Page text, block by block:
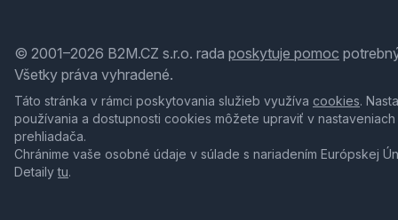
© 2001–2026 B2M.CZ s.r.o. rada poskytuje pomoc
Všetky práva vyhradené.
Táto stránka v rámci poskytovania služieb využíva cookies.
používania a dostupnosti cookies môžete upraviť v nastaveniach
prehliadača.
Chránime vaše osobné údaje v súlade s nariadením Európskej
Detailytu.